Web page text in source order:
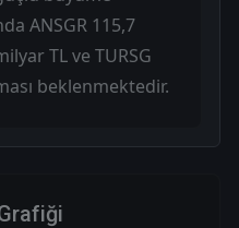
ANSGR 115,7
TL ve TURSG
beklenmektedir.